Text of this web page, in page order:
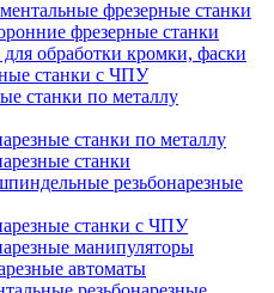
фрезерные станки
фрезерные станки
обработки кромки, фаски
станки с ЧПУ
станки по металлу
станки по металлу
станки
резьбонарезные
станки с ЧПУ
манипуляторы
автоматы